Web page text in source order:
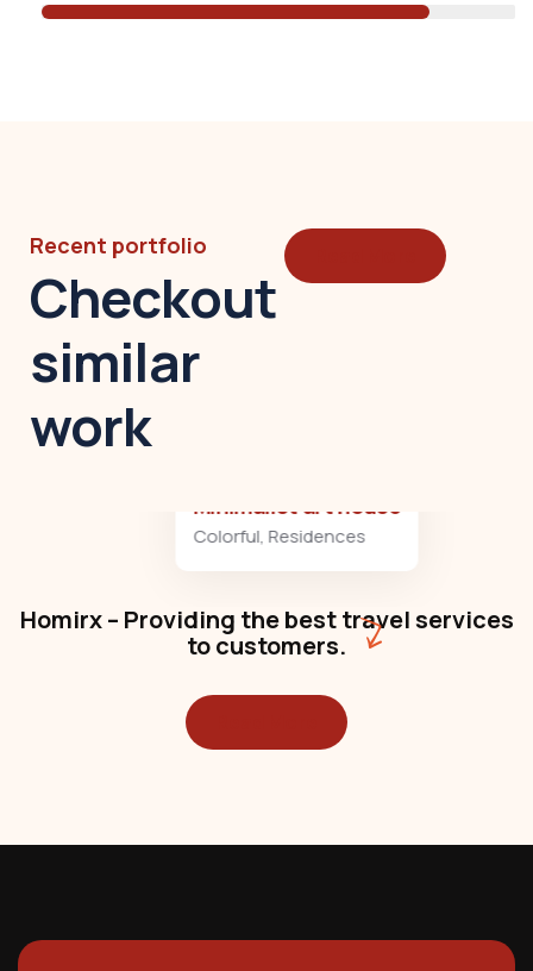
Recent portfolio
Checkout
similar
work
Minimalist art house
Colorful,Residences
Homirx – Providing the best travel services
to customers.